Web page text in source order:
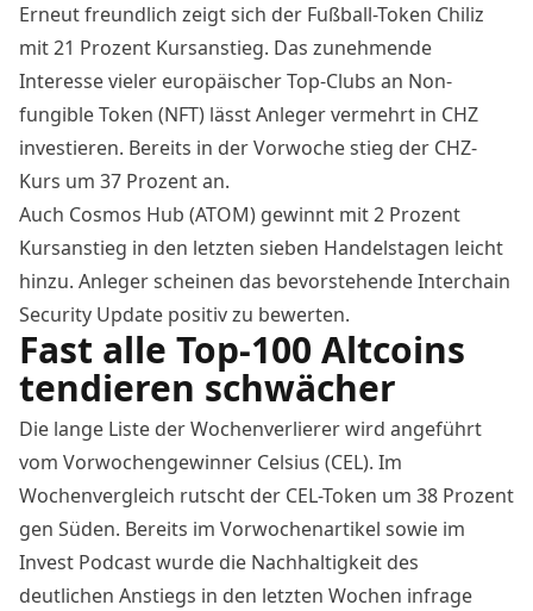
Erneut freundlich zeigt sich der Fußball-Token Chiliz
mit 21 Prozent Kursanstieg. Das zunehmende
Interessevieler europäischer Top-Clubs an Non-
fungible Token (NFT) lässt Anleger vermehrt in CHZ
investieren. Bereits in der Vorwoche stieg der CHZ-
Kurs um 37 Prozent an.
Auch Cosmos Hub (ATOM) gewinnt mit 2 Prozent
Kursanstieg in den letzten sieben Handelstagen leicht
hinzu. Anleger scheinen das bevorstehendeInterchain
Security Update positiv zu bewerten.
Fast alle Top-100 Altcoins
tendieren schwächer
Die lange Liste der Wochenverlierer wird angeführt
vom Vorwochengewinner Celsius (CEL). Im
Wochenvergleich rutscht der CEL-Token um 38 Prozent
gen Süden. Bereits im Vorwochenartikel sowie im
Invest Podcast wurde die Nachhaltigkeit des
deutlichen Anstiegs in den letzten Wochen infrage